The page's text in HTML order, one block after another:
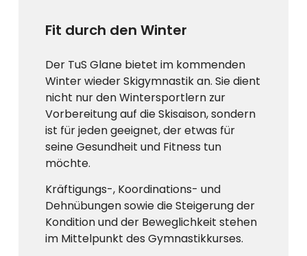
Fit durch den Winter
Der TuS Glane bietet im kommenden
Winter wieder Skigymnastik an. Sie dient
nicht nur den Wintersportlern zur
Vorbereitung auf die Skisaison, sondern
ist für jeden geeignet, der etwas für
seine Gesundheit und Fitness tun
möchte.
Kräftigungs-, Koordinations- und
Dehnübungen sowie die Steigerung der
Kondition und der Beweglichkeit stehen
im Mittelpunkt des Gymnastikkurses.